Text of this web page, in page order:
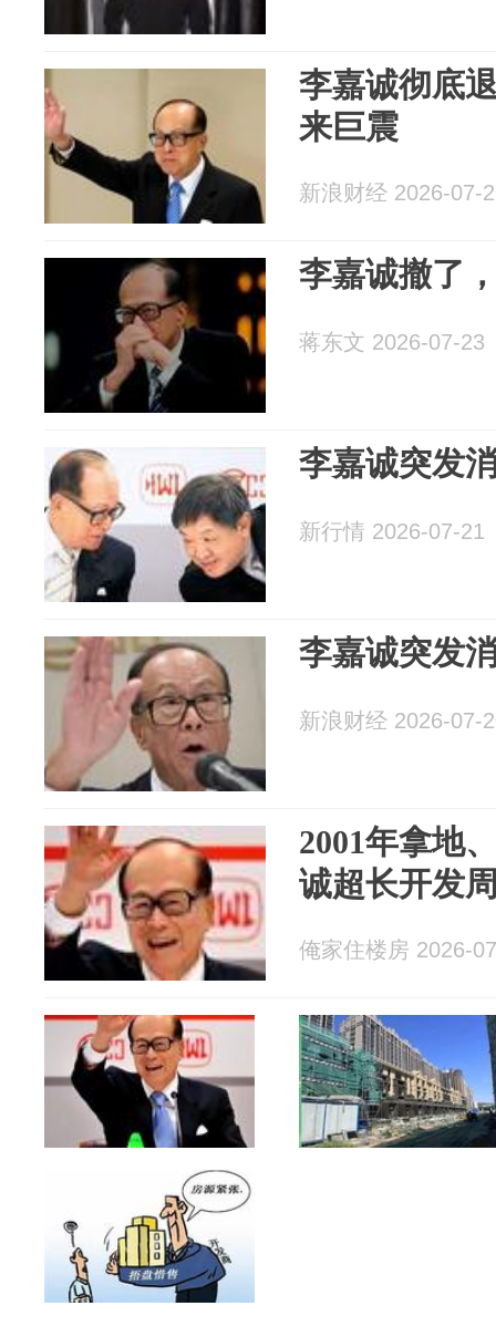
李嘉诚彻底
来巨震
新浪财经 2026-07-
李嘉诚撤了
蒋东文 2026-07-23
李嘉诚突发
新行情 2026-07-21
李嘉诚突发
新浪财经 2026-07-
2001年拿地
诚超长开发
俺家住楼房 2026-